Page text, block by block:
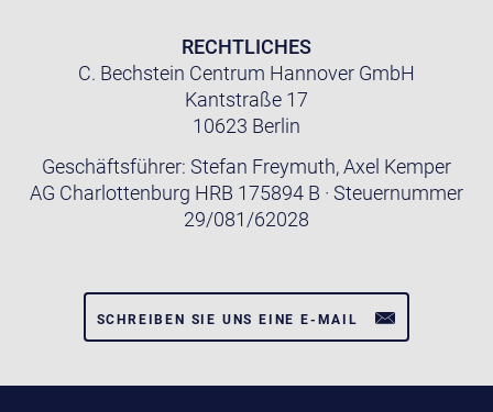
RECHTLICHES
C. Bechstein Centrum Hannover GmbH
Kantstraße 17
10623 Berlin
Geschäftsführer: Stefan Freymuth, Axel Kemper
AG Charlottenburg HRB 175894 B · Steuernummer
29/081/62028
SCHREIBEN SIE UNS EINE E-MAIL